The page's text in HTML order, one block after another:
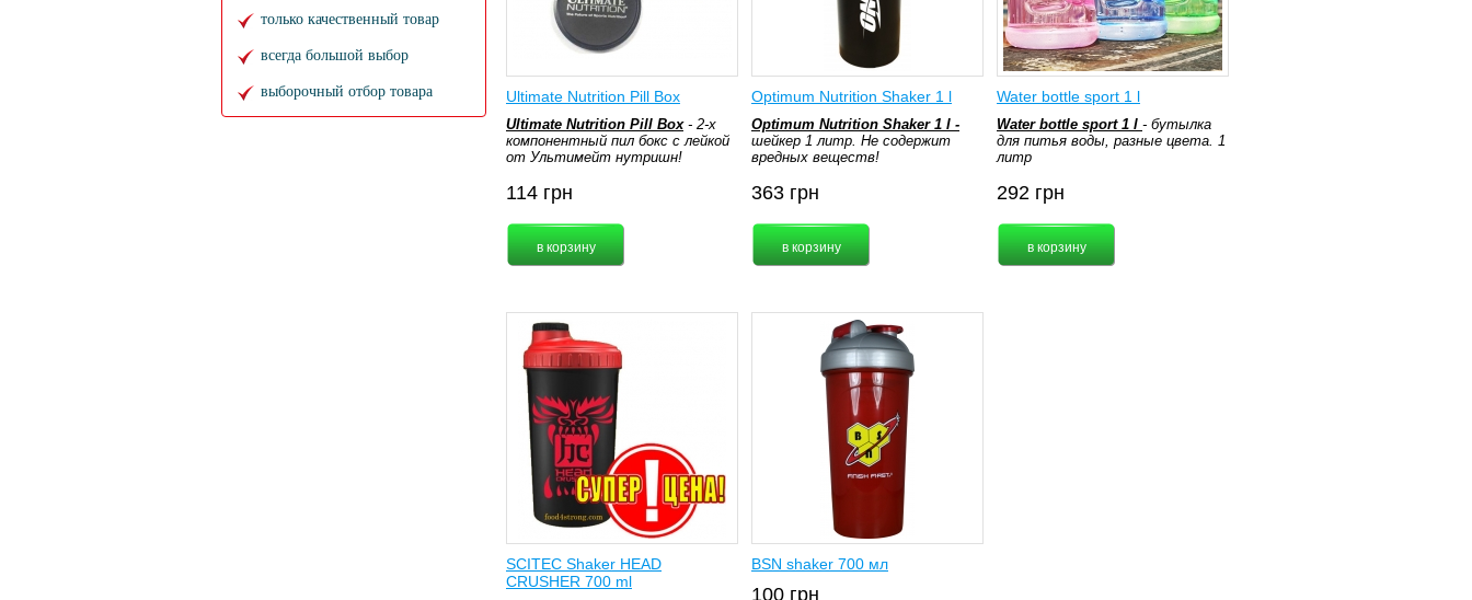
Ultimate Nutrition Pill Box
Ultimate Nutrition Pill Box- 2-х
компонентный пил бокс с лейкой
от Ультимейт нутришн!
114 грн
Optimum Nutrition Shaker 1 l
Optimum Nutrition Shaker 1 l -
шейкер 1 литр. Не содержит
вредных веществ!
363 грн
Water bottle sport 1 l
Water bottle sport 1 l - бутылка
для питья воды, разные цвета. 1
литр
292 грн
SCITEC Shaker HEAD
CRUSHER 700 ml
BSN shaker 700 мл
100 грн
только качественный товар
всегда большой выбор
выборочный отбор товара